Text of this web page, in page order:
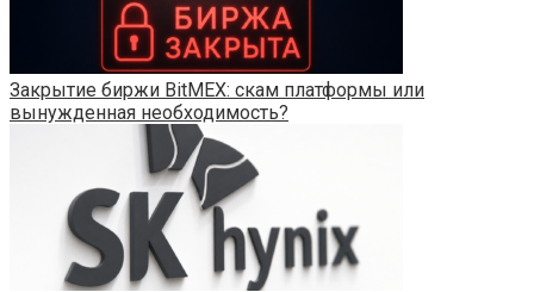
Закрытие биржи BitMEX: скам платформы или
вынужденная необходимость?